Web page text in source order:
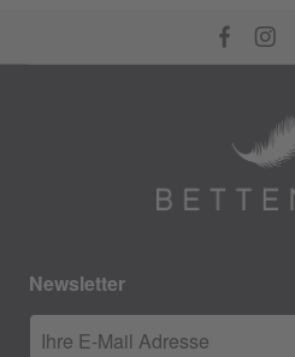
Newsletter
Ihre E-Mail Adresse